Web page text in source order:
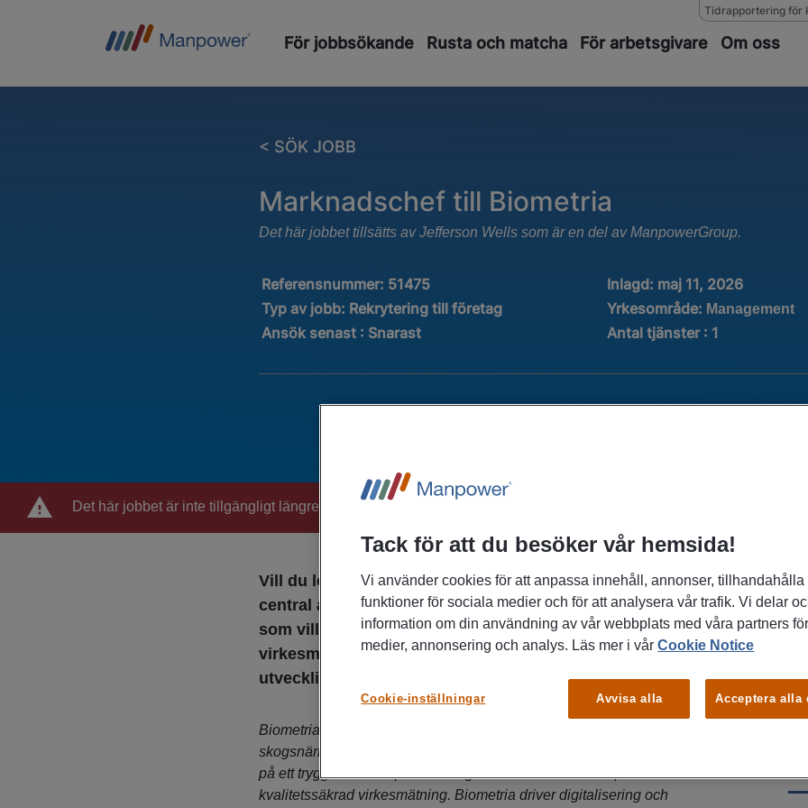
Tidrapportering för
För jobbsökande Rusta och matcha För arbetsgivare Om oss
< SÖK JOBB
Marknadschef till Biometria
Det här jobbet tillsätts av Jefferson Wells som är en del av ManpowerGroup.
Referensnummer: 51475 Inlagd: maj 11, 2026
Typ av jobb: Rekrytering till företag Yrkesområde: Management
Ansök senast : Snarast Antal tjänster : 1
Det här jobbet är inte tillgängligt längre
Vill du leda och utveckla arbetet med marknadsfrågor hos en
central aktör i svensk skogsnäring? Vi söker en erfaren chef
som vill vara med och forma Biometrias roll i framtidens
virkesmarknad där digitalisering, hållbarhet och datadriven
utveckling står i centrum.
Biometria är en medlemsägd, opartisk och central aktör i svensk
skogsnäring. Vi säkerställer att virkesaffärer mellan skog och industri sker
på ett tryggt och transparent sätt genom att vi levererar opartisk och
kvalitetssäkrad virkesmätning. Biometria driver digitalisering och
Tack för att du besöker vår hemsida!
Vi använder cookies för att anpassa innehåll, annonser, tillhandahålla
funktioner för sociala medier och för att analysera vår trafik. Vi delar
information om din användning av vår webbplats med våra partners
medier, annonsering och analys. Läs mer i vårCookie Notice
Avvisa alla Acceptera alla
Cookie-inställningar